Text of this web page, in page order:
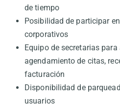
de tiempo
Posibilidad de participar
corporativos
Equipo de secretarias
agendamiento de citas,
facturación
Disponibilidad de
usuarios